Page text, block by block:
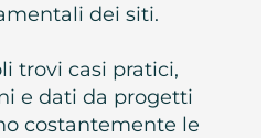
dei siti.
trovi casi pratici,
e dati da progetti
costantemente le